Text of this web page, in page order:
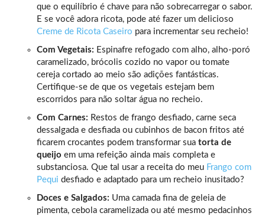
que o equilíbrio é chave para não sobrecarregar o sabor.
E se você adora ricota, pode até fazer um delicioso
Creme de Ricota Caseiro para incrementar seu recheio!
Com Vegetais: Espinafre refogado com alho, alho-poró
caramelizado, brócolis cozido no vapor ou tomate
cereja cortado ao meio são adições fantásticas.
Certifique-se de que os vegetais estejam bem
escorridos para não soltar água no recheio.
Com Carnes: Restos de frango desfiado, carne seca
dessalgada e desfiada ou cubinhos de bacon fritos até
ficarem crocantes podem transformar sua torta de
queijo em uma refeição ainda mais completa e
substanciosa. Que tal usar a receita do meu Frango com
Pequi desfiado e adaptado para um recheio inusitado?
Doces e Salgados: Uma camada fina de geleia de
pimenta, cebola caramelizada ou até mesmo pedacinhos